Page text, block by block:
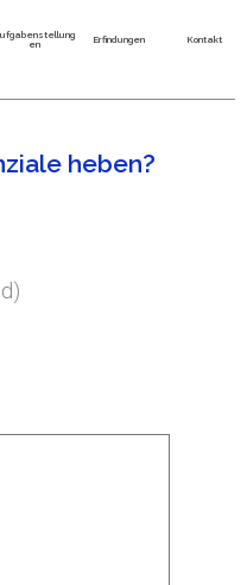
en
Erfindungen Kontakt
heben?